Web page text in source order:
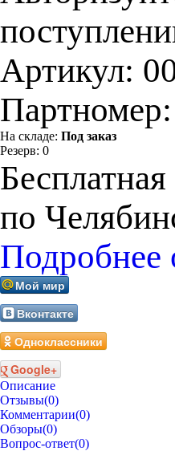
Артикул:
На складе: Под заказ
Резерв: 0
по
Подробнее
Мой мир
Вконтакте
Одноклассники
Google+
Описание
Отзывы(0)
Комментарии(0)
Обзоры(0)
Вопрос-ответ(0)